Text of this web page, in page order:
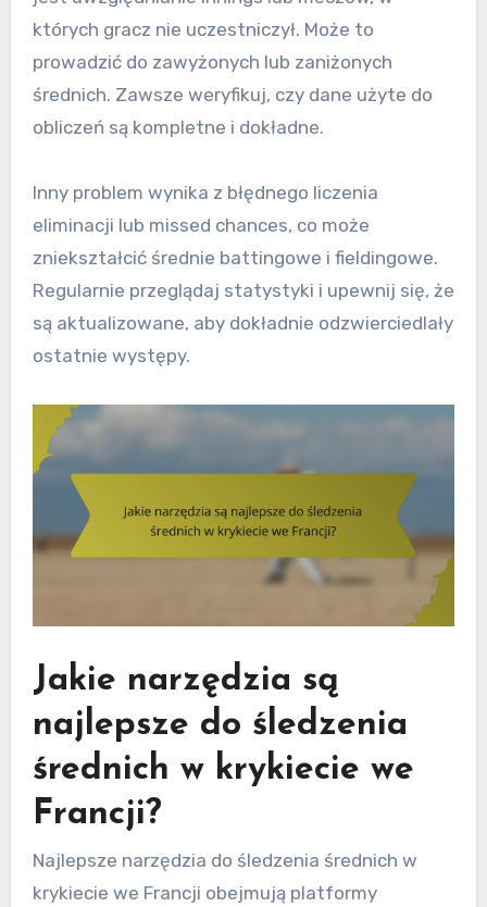
których gracz nie uczestniczył. Może to
prowadzić do zawyżonych lub zaniżonych
średnich. Zawsze weryfikuj, czy dane użyte do
obliczeń są kompletne i dokładne.
Inny problem wynika z błędnego liczenia
eliminacji lub missed chances, co może
zniekształcić średnie battingowe i fieldingowe.
Regularnie przeglądaj statystyki i upewnij się, że
są aktualizowane, aby dokładnie odzwierciedlały
ostatnie występy.
Jakie narzędzia są
najlepsze do śledzenia
średnich w krykiecie we
Francji?
Najlepsze narzędzia do śledzenia średnich w
krykiecie we Francji obejmują platformy